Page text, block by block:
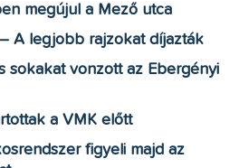
megújul a Mező utca
A legjobb rajzokat díjazták
sokakat vonzott az Ebergényi
a VMK előtt
figyeli majd az